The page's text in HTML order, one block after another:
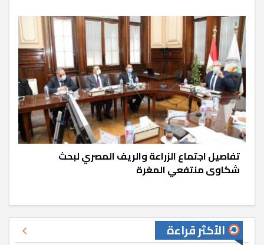
تفاصيل اجتماع الزراعة والريف المصري لبحث
شكاوى منتفعي المغرة
الأكثر قراءة